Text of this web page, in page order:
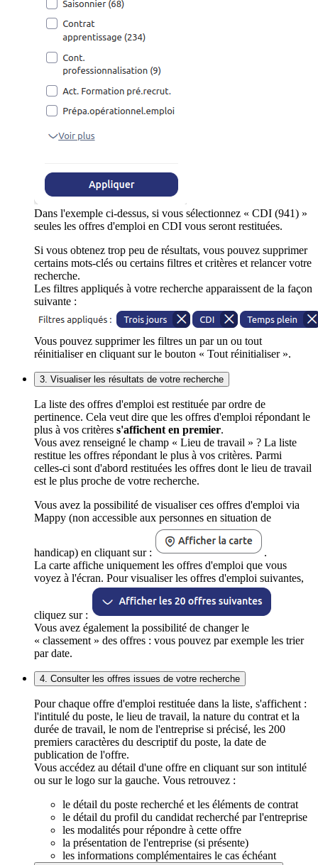
Dans l'exemple ci-dessus, si vous sélectionnez « CDI (941) »
seules les offres d'emploi en CDI vous seront restituées.
Si vous obtenez trop peu de résultats, vous pouvez supprimer
certains mots-clés ou certains filtres et critères et relancer votre
recherche.
Les filtres appliqués à votre recherche apparaissent de la façon
suivante :
Vous pouvez supprimer les filtres un par un ou tout
réinitialiser en cliquant sur le bouton « Tout réinitialiser ».
3. Visualiser les résultats de votre recherche
La liste des offres d'emploi est restituée par ordre de
pertinence. Cela veut dire que les offres d'emploi répondant le
plus à vos critères s'affichent en premier.
Vous avez renseigné le champ « Lieu de travail » ? La liste
restitue les offres répondant le plus à vos critères. Parmi
celles-ci sont d'abord restituées les offres dont le lieu de travail
est le plus proche de votre recherche.
Vous avez la possibilité de visualiser ces offres d'emploi via
Mappy (non accessible aux personnes en situation de
handicap) en cliquant sur :
.
La carte affiche uniquement les offres d'emploi que vous
voyez à l'écran. Pour visualiser les offres d'emploi suivantes,
cliquez sur :
Vous avez également la possibilité de changer le
« classement » des offres : vous pouvez par exemple les trier
par date.
4. Consulter les offres issues de votre recherche
Pour chaque offre d'emploi restituée dans la liste, s'affichent :
l'intitulé du poste, le lieu de travail, la nature du contrat et la
durée de travail, le nom de l'entreprise si précisé, les 200
premiers caractères du descriptif du poste, la date de
publication de l'offre.
Vous accédez au détail d'une offre en cliquant sur son intitulé
ou sur le logo sur la gauche. Vous retrouvez :
le détail du poste recherché et les éléments de contrat
le détail du profil du candidat recherché par l'entreprise
les modalités pour répondre à cette offre
la présentation de l'entreprise (si présente)
les informations complémentaires le cas échéant